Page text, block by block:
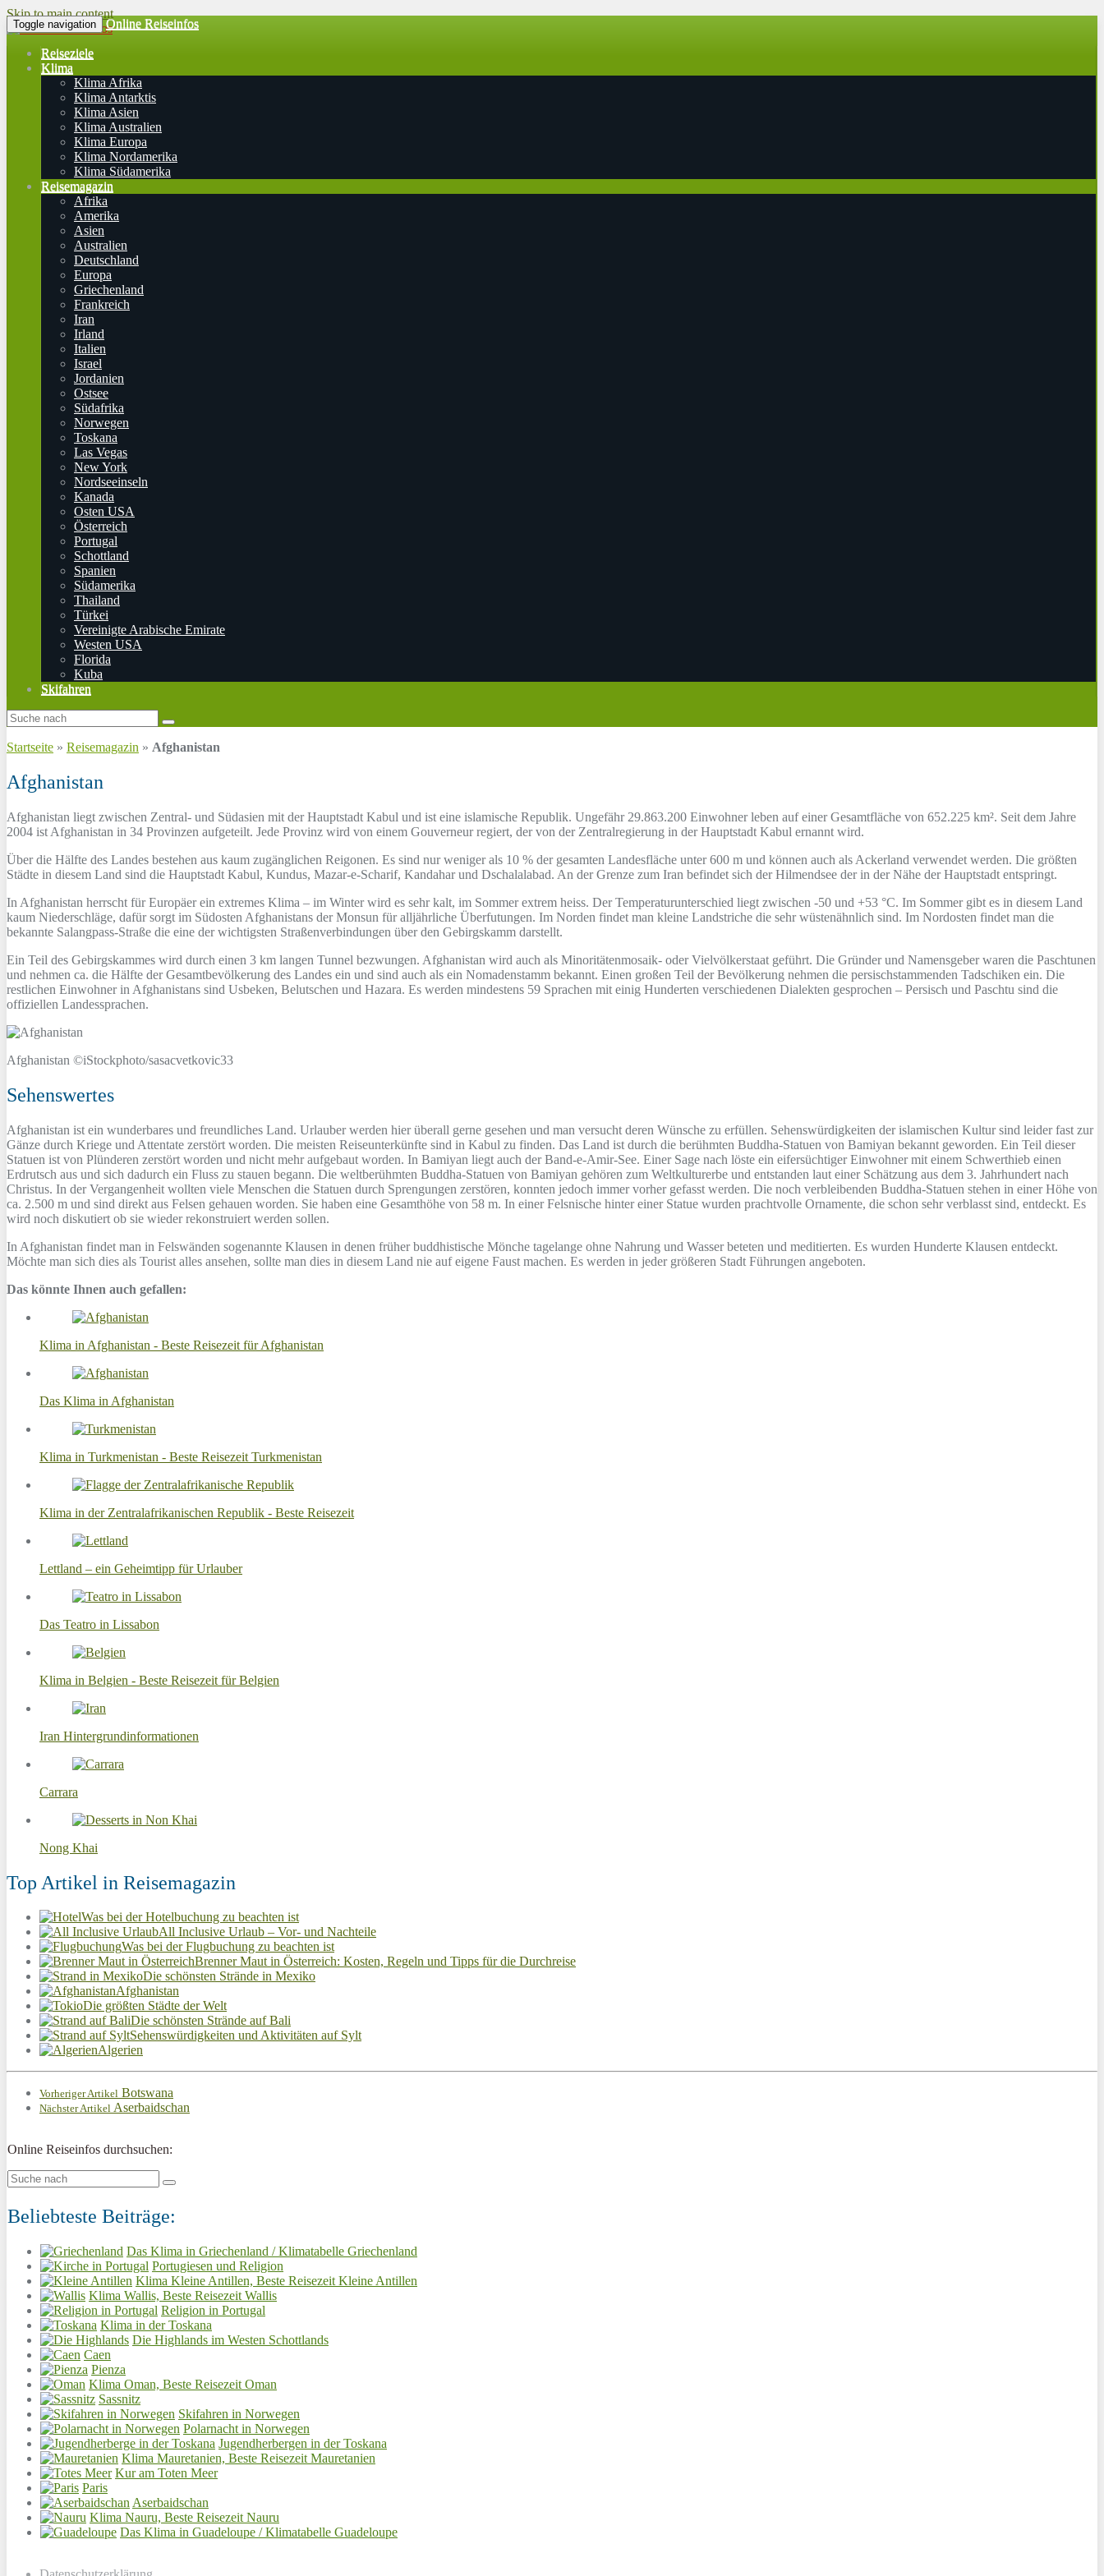
Skip to main content
Toggle navigation Online Reiseinfos
Reiseziele
Klima
Klima Afrika
Klima Antarktis
Klima Asien
Klima Australien
Klima Europa
Klima Nordamerika
Klima Südamerika
Reisemagazin
Afrika
Amerika
Asien
Australien
Deutschland
Europa
Griechenland
Frankreich
Iran
Irland
Italien
Israel
Jordanien
Ostsee
Südafrika
Norwegen
Toskana
Las Vegas
New York
Nordseeinseln
Kanada
Osten USA
Österreich
Portugal
Schottland
Spanien
Südamerika
Thailand
Türkei
Vereinigte Arabische Emirate
Westen USA
Florida
Kuba
Skifahren
Startseite » Reisemagazin » Afghanistan
Afghanistan
Afghanistan liegt zwischen Zentral- und Südasien mit der Hauptstadt Kabul und ist eine islamische Republik. Ungefähr 29.863.200 Einwohner leben auf einer Gesamtfläche von 652.225 km². Seit dem Jahre
2004 ist Afghanistan in 34 Provinzen aufgeteilt. Jede Provinz wird von einem Gouverneur regiert, der von der Zentralregierung in der Hauptstadt Kabul ernannt wird.
Über die Hälfte des Landes bestehen aus kaum zugänglichen Reigonen. Es sind nur weniger als 10 % der gesamten Landesfläche unter 600 m und können auch als Ackerland verwendet werden. Die größten
Städte in diesem Land sind die Hauptstadt Kabul, Kundus, Mazar-e-Scharif, Kandahar und Dschalalabad. An der Grenze zum Iran befindet sich der Hilmendsee der in der Nähe der Hauptstadt entspringt.
In Afghanistan herrscht für Europäer ein extremes Klima – im Winter wird es sehr kalt, im Sommer extrem heiss. Der Temperaturunterschied liegt zwischen -50 und +53 °C. Im Sommer gibt es in diesem Land
kaum Niederschläge, dafür sorgt im Südosten Afghanistans der Monsun für alljährliche Überfutungen. Im Norden findet man kleine Landstriche die sehr wüstenähnlich sind. Im Nordosten findet man die
bekannte Salangpass-Straße die eine der wichtigsten Straßenverbindungen über den Gebirgskamm darstellt.
Ein Teil des Gebirgskammes wird durch einen 3 km langen Tunnel bezwungen. Afghanistan wird auch als Minoritätenmosaik- oder Vielvölkerstaat geführt. Die Gründer und Namensgeber waren die Paschtunen
und nehmen ca. die Hälfte der Gesamtbevölkerung des Landes ein und sind auch als ein Nomadenstamm bekannt. Einen großen Teil der Bevölkerung nehmen die persischstammenden Tadschiken ein. Die
restlichen Einwohner in Afghanistans sind Usbeken, Belutschen und Hazara. Es werden mindestens 59 Sprachen mit einig Hunderten verschiedenen Dialekten gesprochen – Persisch und Paschtu sind die
offiziellen Landessprachen.
Afghanistan ©iStockphoto/sasacvetkovic33
Sehenswertes
Afghanistan ist ein wunderbares und freundliches Land. Urlauber werden hier überall gerne gesehen und man versucht deren Wünsche zu erfüllen. Sehenswürdigkeiten der islamischen Kultur sind leider fast zur
Gänze durch Kriege und Attentate zerstört worden. Die meisten Reiseunterkünfte sind in Kabul zu finden. Das Land ist durch die berühmten Buddha-Statuen von Bamiyan bekannt geworden. Ein Teil dieser
Statuen ist von Plünderen zerstört worden und nicht mehr aufgebaut worden. In Bamiyan liegt auch der Band-e-Amir-See. Einer Sage nach löste ein eifersüchtiger Einwohner mit einem Schwerthieb einen
Erdrutsch aus und sich dadurch ein Fluss zu stauen begann. Die weltberühmten Buddha-Statuen von Bamiyan gehören zum Weltkulturerbe und entstanden laut einer Schätzung aus dem 3. Jahrhundert nach
Christus. In der Vergangenheit wollten viele Menschen die Statuen durch Sprengungen zerstören, konnten jedoch immer vorher gefasst werden. Die noch verbleibenden Buddha-Statuen stehen in einer Höhe von
ca. 2.500 m und sind direkt aus Felsen gehauen worden. Sie haben eine Gesamthöhe von 58 m. In einer Felsnische hinter einer Statue wurden prachtvolle Ornamente, die schon sehr verblasst sind, entdeckt. Es
wird noch diskutiert ob sie wieder rekonstruiert werden sollen.
In Afghanistan findet man in Felswänden sogenannte Klausen in denen früher buddhistische Mönche tagelange ohne Nahrung und Wasser beteten und meditierten. Es wurden Hunderte Klausen entdeckt.
Möchte man sich dies als Tourist alles ansehen, sollte man dies in diesem Land nie auf eigene Faust machen. Es werden in jeder größeren Stadt Führungen angeboten.
Das könnte Ihnen auch gefallen:
Klima in Afghanistan - Beste Reisezeit für Afghanistan
Das Klima in Afghanistan
Klima in Turkmenistan - Beste Reisezeit Turkmenistan
Klima in der Zentralafrikanischen Republik - Beste Reisezeit
Lettland – ein Geheimtipp für Urlauber
Das Teatro in Lissabon
Klima in Belgien - Beste Reisezeit für Belgien
Iran Hintergrundinformationen
Carrara
Nong Khai
Top Artikel in Reisemagazin
Was bei der Hotelbuchung zu beachten ist
All Inclusive Urlaub – Vor- und Nachteile
Was bei der Flugbuchung zu beachten ist
Brenner Maut in Österreich: Kosten, Regeln und Tipps für die Durchreise
Die schönsten Strände in Mexiko
Afghanistan
Die größten Städte der Welt
Die schönsten Strände auf Bali
Sehenswürdigkeiten und Aktivitäten auf Sylt
Algerien
Vorheriger Artikel Botswana
Nächster Artikel Aserbaidschan
Online Reiseinfos durchsuchen:
Beliebteste Beiträge:
Das Klima in Griechenland / Klimatabelle Griechenland
Portugiesen und Religion
Klima Kleine Antillen, Beste Reisezeit Kleine Antillen
Klima Wallis, Beste Reisezeit Wallis
Religion in Portugal
Klima in der Toskana
Die Highlands im Westen Schottlands
Caen
Pienza
Klima Oman, Beste Reisezeit Oman
Sassnitz
Skifahren in Norwegen
Polarnacht in Norwegen
Jugendherbergen in der Toskana
Klima Mauretanien, Beste Reisezeit Mauretanien
Kur am Toten Meer
Paris
Aserbaidschan
Klima Nauru, Beste Reisezeit Nauru
Das Klima in Guadeloupe / Klimatabelle Guadeloupe